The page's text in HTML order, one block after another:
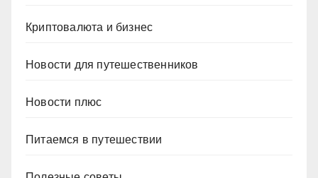
Криптовалюта и бизнес
Новости для путешественников
Новости плюс
Питаемся в путешествии